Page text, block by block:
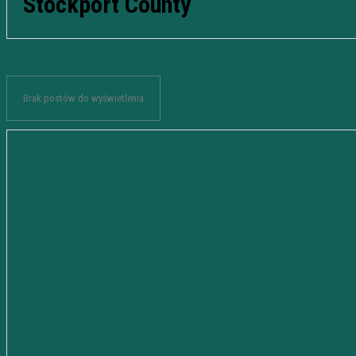
Brak postów do wyświetlenia